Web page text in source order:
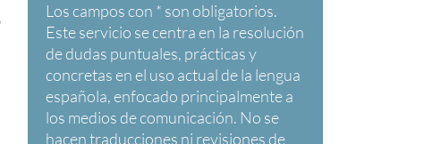
Los campos con * son obligatorios